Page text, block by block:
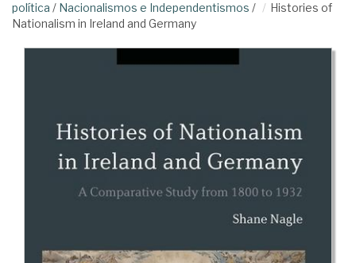
política / Nacionalismos e Independentismos /
Histories of
Nationalism in Ireland and Germany